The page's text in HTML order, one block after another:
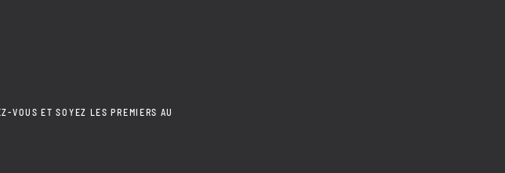
VOUS ET SOYEZ LES PREMIERS AU